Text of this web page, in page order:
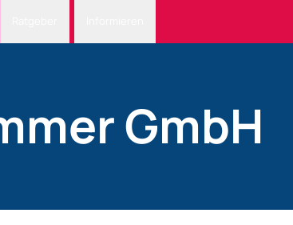
GmbH